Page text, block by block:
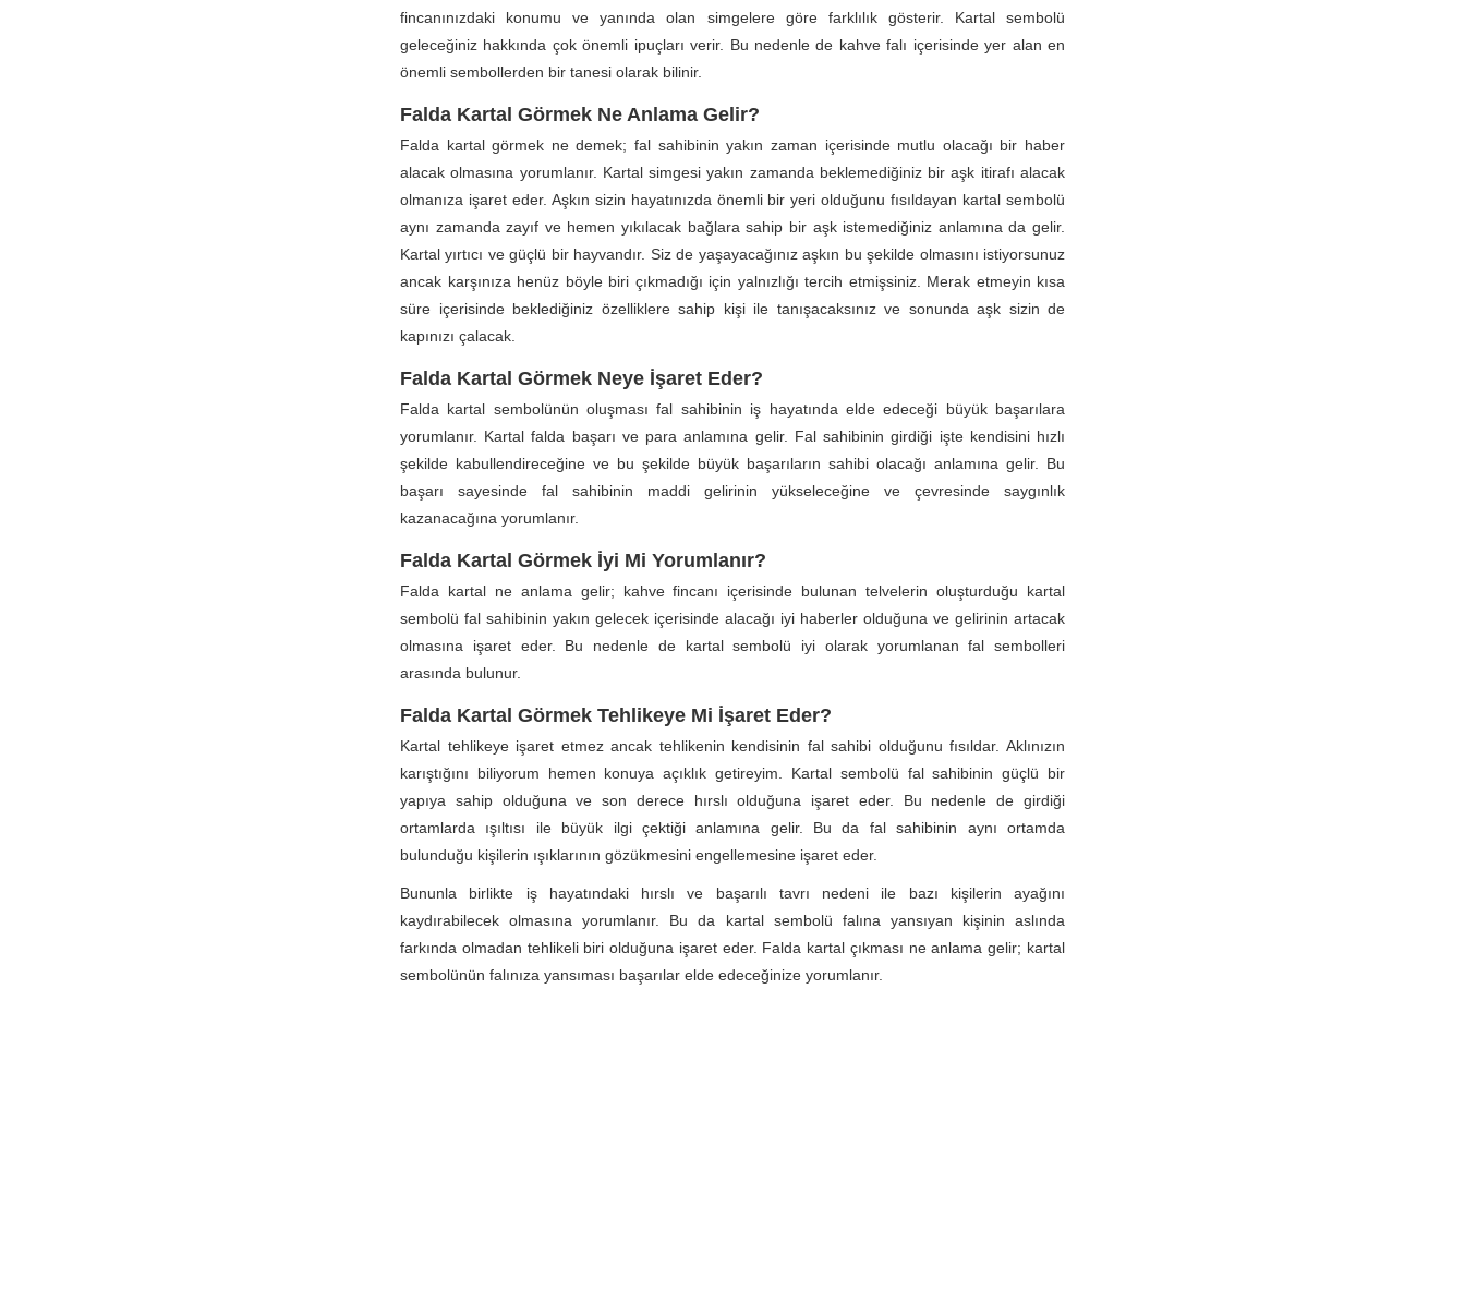
fincanınızdaki konumu ve yanında olan simgelere göre farklılık gösterir. Kartal sembolü
geleceğiniz hakkında çok önemli ipuçları verir. Bu nedenle de kahve falı içerisinde yer alan en
önemli sembollerden bir tanesi olarak bilinir.
Falda Kartal Görmek Ne Anlama Gelir?
Falda kartal görmek ne demek; fal sahibinin yakın zaman içerisinde mutlu olacağı bir haber
alacak olmasına yorumlanır. Kartal simgesi yakın zamanda beklemediğiniz bir aşk itirafı alacak
olmanıza işaret eder. Aşkın sizin hayatınızda önemli bir yeri olduğunu fısıldayan kartal sembolü
aynı zamanda zayıf ve hemen yıkılacak bağlara sahip bir aşk istemediğiniz anlamına da gelir.
Kartal yırtıcı ve güçlü bir hayvandır. Siz de yaşayacağınız aşkın bu şekilde olmasını istiyorsunuz
ancak karşınıza henüz böyle biri çıkmadığı için yalnızlığı tercih etmişsiniz. Merak etmeyin kısa
süre içerisinde beklediğiniz özelliklere sahip kişi ile tanışacaksınız ve sonunda aşk sizin de
kapınızı çalacak.
Falda Kartal Görmek Neye İşaret Eder?
Falda kartal sembolünün oluşması fal sahibinin iş hayatında elde edeceği büyük başarılara
yorumlanır. Kartal falda başarı ve para anlamına gelir. Fal sahibinin girdiği işte kendisini hızlı
şekilde kabullendireceğine ve bu şekilde büyük başarıların sahibi olacağı anlamına gelir. Bu
başarı sayesinde fal sahibinin maddi gelirinin yükseleceğine ve çevresinde saygınlık
kazanacağına yorumlanır.
Falda Kartal Görmek İyi Mi Yorumlanır?
Falda kartal ne anlama gelir; kahve fincanı içerisinde bulunan telvelerin oluşturduğu kartal
sembolü fal sahibinin yakın gelecek içerisinde alacağı iyi haberler olduğuna ve gelirinin artacak
olmasına işaret eder. Bu nedenle de kartal sembolü iyi olarak yorumlanan fal sembolleri
arasında bulunur.
Falda Kartal Görmek Tehlikeye Mi İşaret Eder?
Kartal tehlikeye işaret etmez ancak tehlikenin kendisinin fal sahibi olduğunu fısıldar. Aklınızın
karıştığını biliyorum hemen konuya açıklık getireyim. Kartal sembolü fal sahibinin güçlü bir
yapıya sahip olduğuna ve son derece hırslı olduğuna işaret eder. Bu nedenle de girdiği
ortamlarda ışıltısı ile büyük ilgi çektiği anlamına gelir. Bu da fal sahibinin aynı ortamda
bulunduğu kişilerin ışıklarının gözükmesini engellemesine işaret eder.
Bununla birlikte iş hayatındaki hırslı ve başarılı tavrı nedeni ile bazı kişilerin ayağını
kaydırabilecek olmasına yorumlanır. Bu da kartal sembolü falına yansıyan kişinin aslında
farkında olmadan tehlikeli biri olduğuna işaret eder. Falda kartal çıkması ne anlama gelir; kartal
sembolünün falınıza yansıması başarılar elde edeceğinize yorumlanır.